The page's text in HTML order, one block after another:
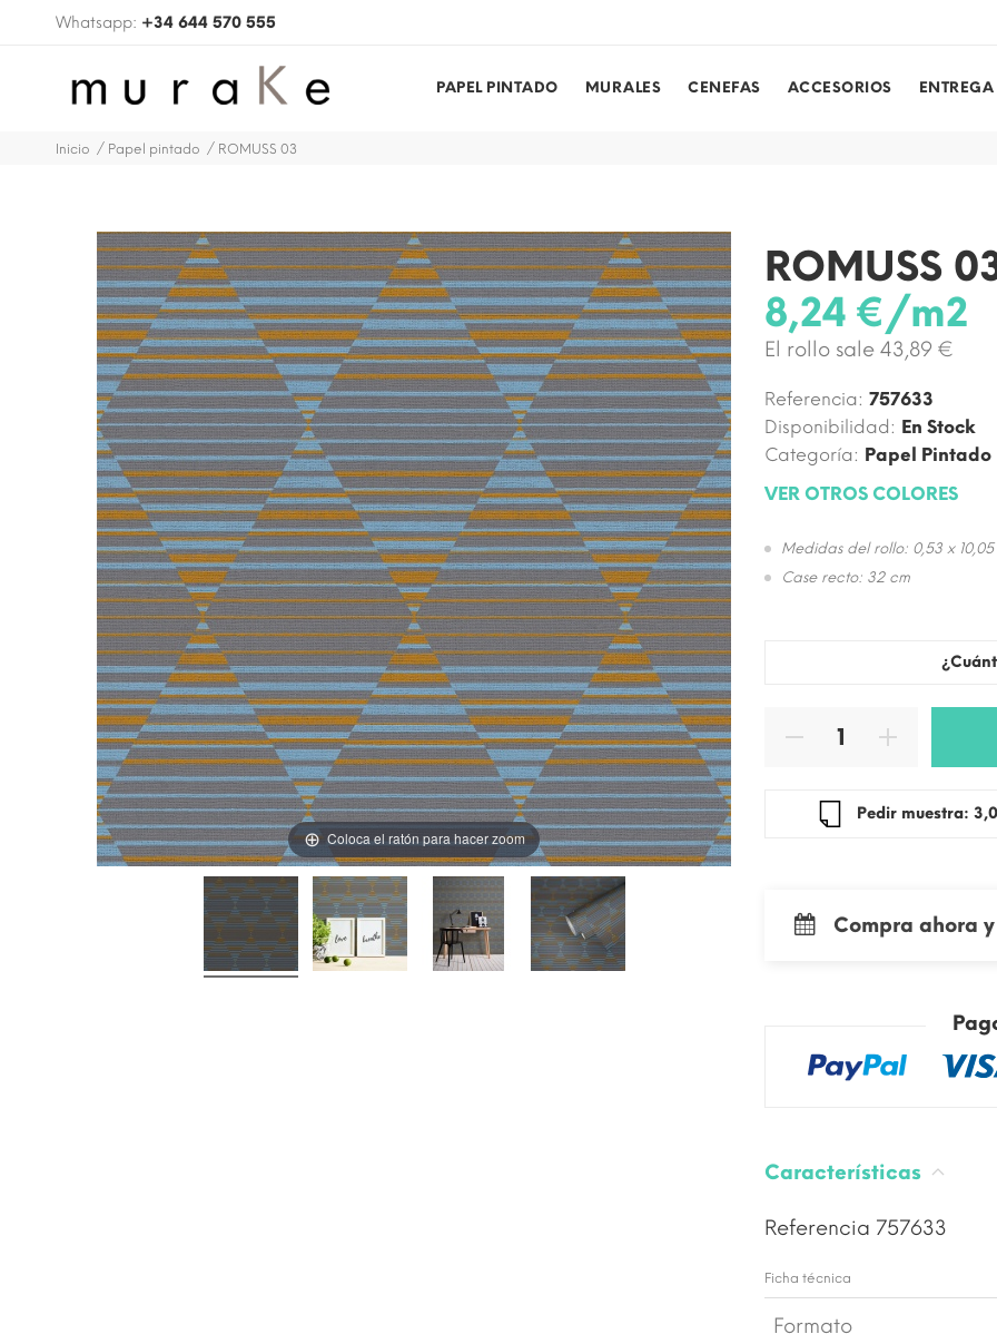
Whatsapp: +34 644 570 555
PAPEL PINTADO MURALES CENEFAS ACCESORIOS
Inicio Papel pintado ROMUSS 03
Coloca el ratón para hacer zoom
ROMUSS
8,24 €/m2
El rollo sale 43,89 €
Referencia: 757633
Disponibilidad: En Stock
Categoría: Papel Pintado
VER OTROS COLORES
Medidas del rollo: 0,53 x 10,05
Case recto: 32 cm
Pedir
Compra ahora
Características
Referencia 757633
Ficha técnica
Formato